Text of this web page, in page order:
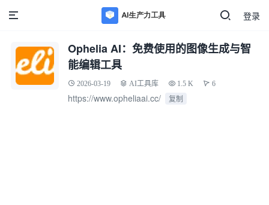
登录
Ophelia AI：免费使用的图像生成与智
能编辑工具
2026-03-19 AI工具库 1.5 K 6
https://www.opheliaai.cc/ 复制